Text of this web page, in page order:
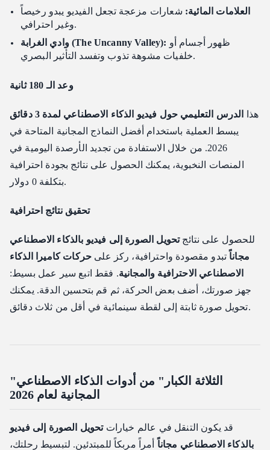
ملخص مسارات الإنتاج
الأسئلة الشائعة
ما هي القيود القياسية لمولدات الفيديو بالذكاء الاصطناعي
المجانية؟
كيف يمكنني الحصول على جودة فيديو أفضل في الباقة المجانية؟
العلامات المائية: شعارات مزعجة تجعل الفيديو يبدو رخيصاً
وغير احترافي.
وادي الغرابة (The Uncanny Valley):
خلفيات مشوهة تذوب وتفسد التأثير البصري.
وعد الـ 180 ثانية
هذا
الدرس التعليمي حول فيديو الذكاء الاصطناعي لمدة 3 دقائق
يبسط العملية باستخدام أفضل النماذج المجانية المتاحة في
2026. من خلال الاستفادة من تجديد الأرصدة اليومية في
المنصات النخبوية، يمكنك الحصول على نتائج بجودة احترافية
بتكلفة 0 دولار.
تحقيق نتائج احترافية
للحصول على نتائجتحويل الصورة إلى فيديو بالذكاء الاصطناعي
مجاناً تبدو مقصودة واحترافية، ركز على حركات كاميرا الذكاء
الاصطناعي الاحترافية والمجانية. فقط اتبع سير عمل بسيط:
جهز صورتك، أضف بعض الحركة، ثم قم بتحسين الدقة. يمكنك
تحويل صورة ثابتة إلى لقطة سينمائية في أقل من ثلاث دقائق.
"الثلاثة الكبار" من أدوات الذكاء الاصطناعي
المجانية لعام 2026
قد يكون التنقل في عالم خياراتتحويل الصورة إلى فيديو
بالذكاء الاصطناعي مجاناً أمراً مربكاً للمبتدئين. لتبسيط رحلتك،